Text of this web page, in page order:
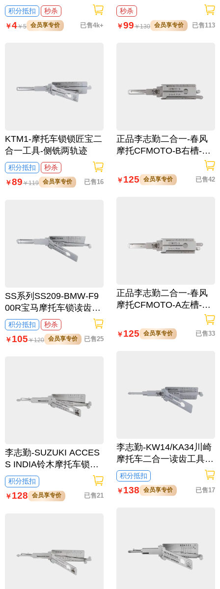
可装李氏工具 抽屉式塑
料工具盒
积分抵扣
秒杀
￥4￥5 会员享专价 已售4k+
KTM1-摩托车锁锁匠宝二
合一工具-侧铣两轨迹
积分抵扣
秒杀
￥89￥119 会员享专价 已售16
SS系列SS209-BMW-F9
00R宝马摩托车锁读齿开
启二合一工具-内铣
积分抵扣
秒杀
￥105￥120 会员享专价 已售25
李志勤-SUZUKI ACCES
S INDIA铃木摩托车锁读
齿开启工具-平铣 李氏二
合一【印度】
积分抵扣
￥128 会员享专价 已售21
二合一工具
秒杀
￥99￥130 会员享专价 已售113
正品李志勤二合一-春风
摩托CFMOTO-B右槽-4
￥125 会员享专价 已售42
正品李志勤二合一-春风
摩托CFMOTO-A左槽-3
￥125 会员享专价 已售33
李志勤-KW14/KA34川崎
摩托车二合一读齿工具喷
砂版-平铣 李氏二合一
积分抵扣
￥138 会员享专价 已售17